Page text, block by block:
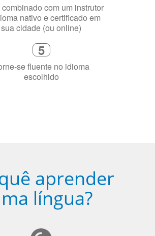
com um instrutor
nativo e certificado em
sua cidade (ou online)
5
se fluente no idioma
escolhido
aprender
língua?